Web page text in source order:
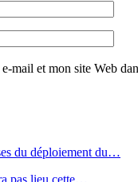
mail et mon site Web
du déploiement du…
pas lieu cette…